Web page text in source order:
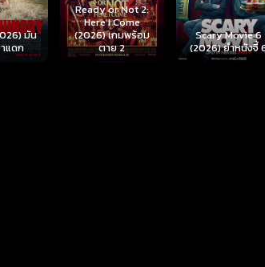
Not 2:
มพร้อม
2
Scary Movie 6
(2026) ยำหนังจี้ 6
Disclosure Day
(2026) วันเปิดโป
ไขปริศนาลวงโลก